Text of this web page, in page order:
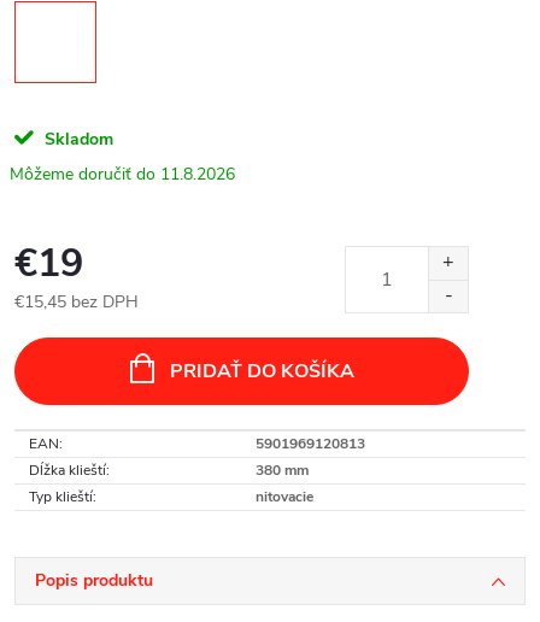
Skladom
11.8.2026
€19
€15,45 bez DPH
cena:
PRIDAŤ DO KOŠÍKA
EAN:
5901969120813
Dĺžka klieští:
380 mm
Typ klieští: nitovacie
Popis produktu